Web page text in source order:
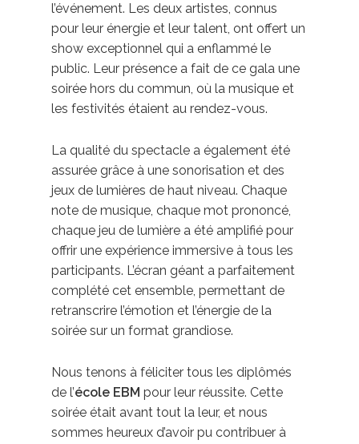
l’événement. Les deux artistes, connus
pour leur énergie et leur talent, ont offert un
show exceptionnel qui a enflammé le
public. Leur présence a fait de ce gala une
soirée hors du commun, où la musique et
les festivités étaient au rendez-vous.
La qualité du spectacle a également été
assurée grâce à une sonorisation et des
jeux de lumières de haut niveau. Chaque
note de musique, chaque mot prononcé,
chaque jeu de lumière a été amplifié pour
offrir une expérience immersive à tous les
participants. L’écran géant a parfaitement
complété cet ensemble, permettant de
retranscrire l’émotion et l’énergie de la
soirée sur un format grandiose.
Nous tenons à féliciter tous les diplômés
de l’école EBM pour leur réussite. Cette
soirée était avant tout la leur, et nous
sommes heureux d’avoir pu contribuer à